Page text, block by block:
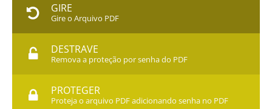
GIRE
Gire o Arquivo PDF
DESTRAVE
Remova a proteção por senha do PDF
PROTEGER
Proteja o arquivo PDF adicionando senha no PDF